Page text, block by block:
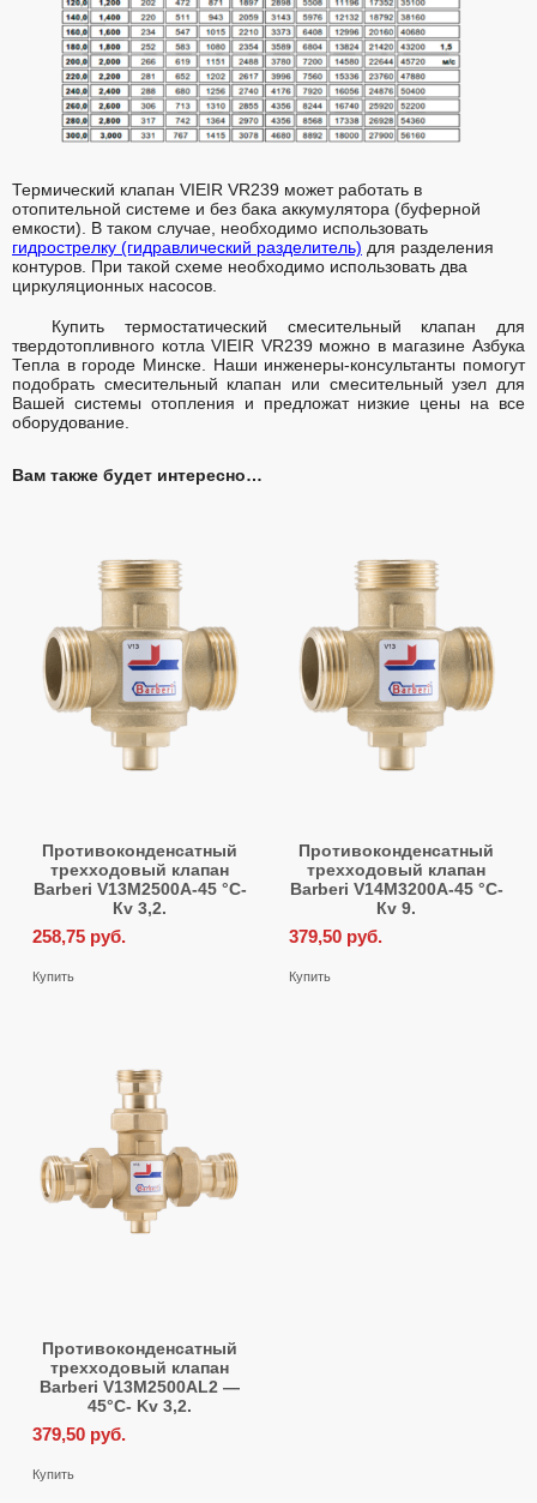
Термический клапан VIEIR VR239 может работать в
отопительной системе и без бака аккумулятора (буферной
емкости). В таком случае, необходимо использовать
гидрострелку (гидравлический разделитель) для разделения
контуров. При такой схеме необходимо использовать два
циркуляционных насосов.
Купить термостатический смесительный клапан для
твердотопливного котла VIEIR VR239 можно в магазине Азбука
Тепла в городе Минске. Наши инженеры-консультанты помогут
подобрать смесительный клапан или смесительный узел для
Вашей системы отопления и предложат низкие цены на все
оборудование.
Вам также будет интересно…
Противоконденсатный
трехходовый клапан
Barberi V13M2500A-45 °С-
Кv 3,2.
258,75 руб.
Купить
Противоконденсатный
трехходовый клапан
Barberi V14M3200A-45 °С-
Кv 9.
379,50 руб.
Купить
Противоконденсатный
трехходовый клапан
Barberi V13M2500АL2 —
45°С- Kv 3,2.
379,50 руб.
Купить